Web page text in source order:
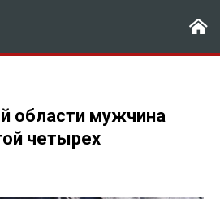
области мужчина
четырех